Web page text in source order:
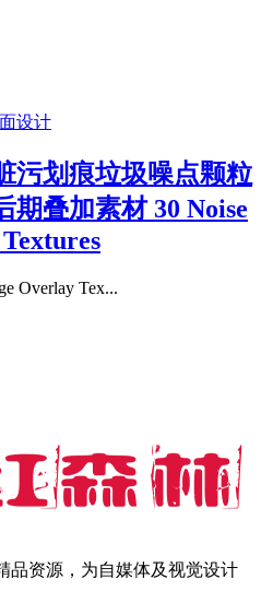
设计
污划痕垃圾噪点颗粒
期叠加素材 30 Noise
Overlay Tex...
品资源，为自媒体及视觉设计